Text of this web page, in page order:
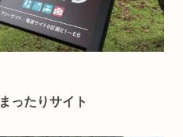
まったりサイト